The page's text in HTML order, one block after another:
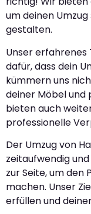
um deinen
gestalten.
Unser erfahrenes
dafür, dass dein
kümmern uns
deiner Möbel und
bieten auch
professionelle
Der Umzug von
zeitaufwendig
zur Seite, um den
machen. Unser
erfüllen und